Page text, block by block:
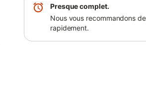
Presque complet.
Nous vous recommandons
rapidement.